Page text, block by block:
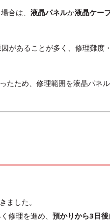
合は、 液晶パネルか液晶ケー
因があることが多く、修理難度
たため、修理範囲を液晶パネ
ました。
修理を進め、 預かりから3日後